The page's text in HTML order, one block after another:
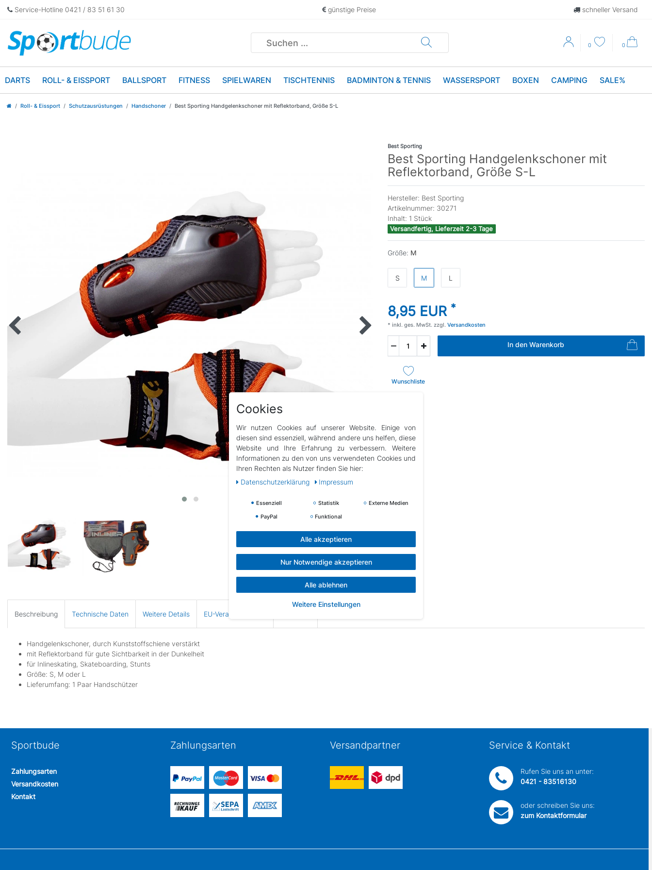
Service-Hotline 0421 / 83 51 61 30 günstige Preise schneller Versand
0 0
DARTS ROLL- & EISSPORT BALLSPORT FITNESS SPIELWAREN TISCHTENNIS BADMINTON & TENNIS WASSERSPORT BOXEN CAMPING SALE%
Roll- & Eissport Schutzausrüstungen Handschoner Best Sporting Handgelenkschoner mit Reflektorband, Größe S-L
Best Sporting
Best Sporting Handgelenkschoner mit
Reflektorband, Größe S-L
Hersteller: Best Sporting
Artikelnummer: 30271
Inhalt: 1 Stück
Versandfertig, Lieferzeit 2-3 Tage
Größe: M
S M L
8,95 EUR *
* inkl. ges. MwSt. zzgl. Versandkosten
In den Warenkorb
Wunschliste
Beschreibung Technische Daten Weitere Details EU-Verantwortlicher
Handgelenkschoner, durch Kunststoffschiene verstärkt
mit Reflektorband für gute Sichtbarkeit in der Dunkelheit
für Inlineskating, Skateboarding, Stunts
Größe: S, M oder L
Lieferumfang: 1 Paar Handschützer
Sportbude
Zahlungsarten
Versandkosten
Kontakt
Zahlungsarten Versandpartner Service & Kontakt
Rufen Sie uns an unter:
0421 - 83516130
oder schreiben Sie uns:
zum Kontaktformular
Cookies
Wir nutzen Cookies auf unserer Website. Einige von
diesen sind essenziell, während andere uns helfen, diese
Website und Ihre Erfahrung zu verbessern. Weitere
Informationen zu den von uns verwendeten Cookies und
Ihren Rechten als Nutzer finden Sie hier:
Daten­schutz­erklärung
Impressum
Essenziell Statistik
Externe Medien
PayPal
Funktional
Alle akzeptieren
Nur Notwendige akzeptieren
Alle ablehnen
Weitere Einstellungen